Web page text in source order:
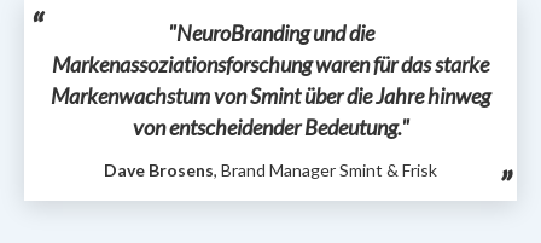
"NeuroBranding und die
Markenassoziationsforschung waren für das starke
Markenwachstum von Smint über die Jahre hinweg
von entscheidender Bedeutung."
Dave Brosens, Brand Manager Smint & Frisk